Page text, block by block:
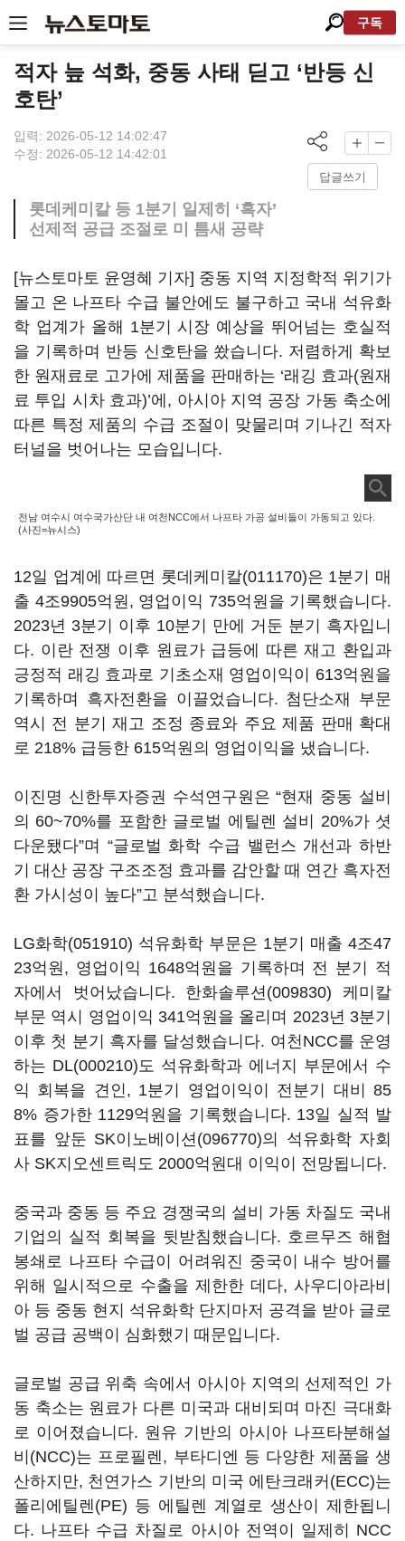
구독
적자 늪 석화, 중동 사태 딛고 ‘반등 신
호탄’
입력: 2026-05-12 14:02:47
수정: 2026-05-12 14:42:01
답글쓰기
롯데케미칼 등 1분기 일제히 ‘흑자’
선제적 공급 조절로 미 틈새 공략
[뉴스토마토 윤영혜 기자] 중동 지역 지정학적 위기가
몰고 온 나프타 수급 불안에도 불구하고 국내 석유화
학 업계가 올해 1분기 시장 예상을 뛰어넘는 호실적
을 기록하며 반등 신호탄을 쐈습니다. 저렴하게 확보
한 원재료로 고가에 제품을 판매하는 ‘래깅 효과(원재
료 투입 시차 효과)’에, 아시아 지역 공장 가동 축소에
따른 특정 제품의 수급 조절이 맞물리며 기나긴 적자
터널을 벗어나는 모습입니다.
전남 여수시 여수국가산단 내 여천NCC에서 나프타 가공 설비들이 가동되고 있다.
(사진=뉴시스)
12일 업계에 따르면 롯데케미칼(011170)은 1분기 매
출 4조9905억원, 영업이익 735억원을 기록했습니다.
2023년 3분기 이후 10분기 만에 거둔 분기 흑자입니
다. 이란 전쟁 이후 원료가 급등에 따른 재고 환입과
긍정적 래깅 효과로 기초소재 영업이익이 613억원을
기록하며 흑자전환을 이끌었습니다. 첨단소재 부문
역시 전 분기 재고 조정 종료와 주요 제품 판매 확대
로 218% 급등한 615억원의 영업이익을 냈습니다.
이진명 신한투자증권 수석연구원은 “현재 중동 설비
의 60~70%를 포함한 글로벌 에틸렌 설비 20%가 셧
다운됐다”며 “글로벌 화학 수급 밸런스 개선과 하반
기 대산 공장 구조조정 효과를 감안할 때 연간 흑자전
환 가시성이 높다”고 분석했습니다.
LG화학(051910) 석유화학 부문은 1분기 매출 4조47
23억원, 영업이익 1648억원을 기록하며 전 분기 적
자에서 벗어났습니다. 한화솔루션(009830) 케미칼
부문 역시 영업이익 341억원을 올리며 2023년 3분기
이후 첫 분기 흑자를 달성했습니다. 여천NCC를 운영
하는 DL(000210)도 석유화학과 에너지 부문에서 수
익 회복을 견인, 1분기 영업이익이 전분기 대비 85
8% 증가한 1129억원을 기록했습니다. 13일 실적 발
표를 앞둔 SK이노베이션(096770)의 석유화학 자회
사 SK지오센트릭도 2000억원대 이익이 전망됩니다.
중국과 중동 등 주요 경쟁국의 설비 가동 차질도 국내
기업의 실적 회복을 뒷받침했습니다. 호르무즈 해협
봉쇄로 나프타 수급이 어려워진 중국이 내수 방어를
위해 일시적으로 수출을 제한한 데다, 사우디아라비
아 등 중동 현지 석유화학 단지마저 공격을 받아 글로
벌 공급 공백이 심화했기 때문입니다.
글로벌 공급 위축 속에서 아시아 지역의 선제적인 가
동 축소는 원료가 다른 미국과 대비되며 마진 극대화
로 이어졌습니다. 원유 기반의 아시아 나프타분해설
비(NCC)는 프로필렌, 부타디엔 등 다양한 제품을 생
산하지만, 천연가스 기반의 미국 에탄크래커(ECC)는
폴리에틸렌(PE) 등 에틸렌 계열로 생산이 제한됩니
다. 나프타 수급 차질로 아시아 전역이 일제히 NCC